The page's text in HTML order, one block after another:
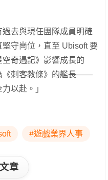
去與現任團隊成員明確
守崗位，直至 Ubisoft 要
奇遇記》影響成長的
《刺客教條》的艦長——
以赴。」
#遊戲業界人事
章